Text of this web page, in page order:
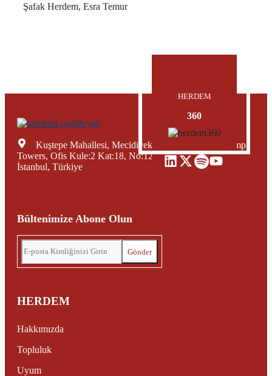
Şafak Herdem, Esra Temur
Kuştepe Mahallesi, Mecidiyeköy Yolu Caddesi, Trump
Towers, Ofis Kule:2 Kat:18, No:12, Şişli Mecidiyeköy,
İstanbul, Türkiye
Bültenimize Abone Olun
HERDEM
Hakkımızda
Topluluk
Uyum
HERDEM
360